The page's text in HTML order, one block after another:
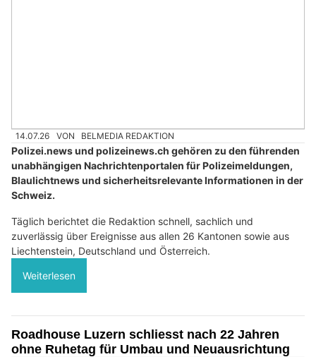
14.07.26 VON BELMEDIA REDAKTION
Polizei.news und polizeinews.ch gehören zu den führenden
unabhängigen Nachrichtenportalen für Polizeimeldungen,
Blaulichtnews und sicherheitsrelevante Informationen in der
Schweiz.
Täglich berichtet die Redaktion schnell, sachlich und
zuverlässig über Ereignisse aus allen 26 Kantonen sowie aus
Liechtenstein, Deutschland und Österreich.
Weiterlesen
Roadhouse Luzern schliesst nach 22 Jahren
ohne Ruhetag für Umbau und Neuausrichtung